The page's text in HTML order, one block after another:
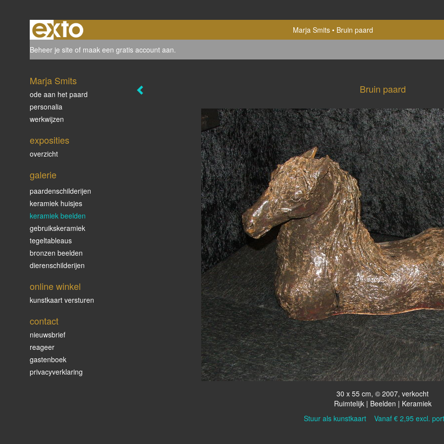
Marja Smits
Bruin paard
Beheer je site of maak een gratis account aan.
Bruin paard
30 x 55 cm, © 2007, verkocht
Ruimtelijk | Beelden | Keramiek
Stuur als kunstkaart Vanaf € 2,95 excl.
Marja Smits
ode aan het paard
personalia
werkwijzen
exposities
overzicht
galerie
paardenschilderijen
keramiek huisjes
keramiek beelden
gebruikskeramiek
tegeltableaus
bronzen beelden
dierenschilderijen
online winkel
kunstkaart versturen
contact
nieuwsbrief
reageer
gastenboek
privacyverklaring